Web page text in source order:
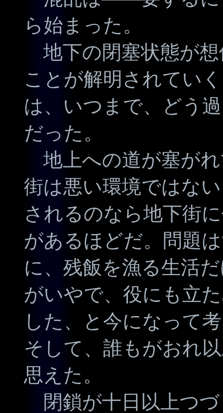
ら始まった。
地下の閉塞状態が
ことが解明されてい
は、いつまで、どう
だった。
地上への道が塞が
街は悪い環境ではな
されるのなら地下街
があるほどだ。問題
に、残飯を漁る生活
がいやで、役にも立
した、と今になって
そして、誰もがおれ
思えた。
閉鎖が十日以上つ